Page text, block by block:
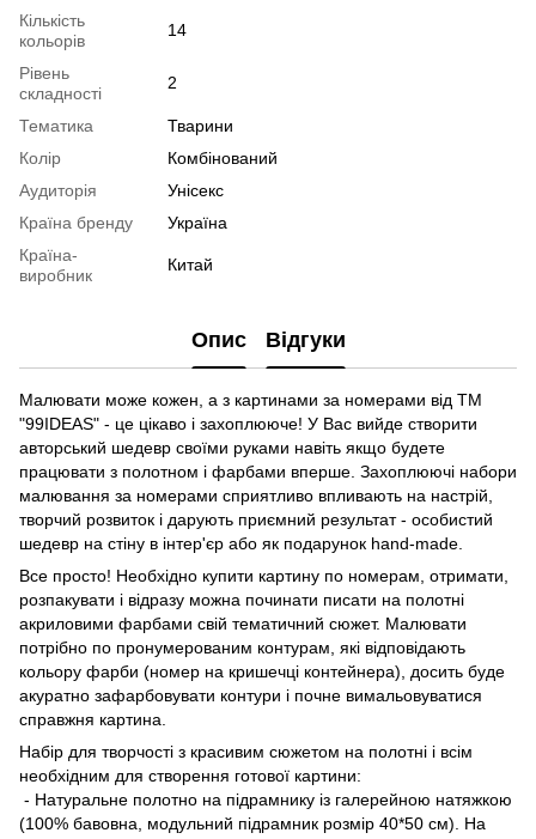
Кількість
кольорів
14
Рівень
складності
2
Тематика
Тварини
Колір
Комбінований
Аудиторія
Унісекс
Країна бренду
Україна
Країна-
виробник
Китай
Опис Відгуки
Малювати може кожен, а з картинами за номерами від ТМ
"99IDEAS" - це цікаво і захоплююче! У Вас вийде створити
авторський шедевр своїми руками навіть якщо будете
працювати з полотном і фарбами вперше. Захоплюючі набори
малювання за номерами сприятливо впливають на настрій,
творчий розвиток і дарують приємний результат - особистий
шедевр на стіну в інтер'єр або як подарунок hand-made.
Все просто! Необхідно купити картину по номерам, отримати,
розпакувати і відразу можна починати писати на полотні
акриловими фарбами свій тематичний сюжет. Малювати
потрібно по пронумерованим контурам, які відповідають
кольору фарби (номер на кришечці контейнера), досить буде
акуратно зафарбовувати контури і почне вимальовуватися
справжня картина.
Набір для творчості з красивим сюжетом на полотні і всім
необхідним для створення готової картини:
- Натуральне полотно на підрамнику із галерейною натяжкою
(100% бавовна, модульний підрамник розмір 40*50 см). На